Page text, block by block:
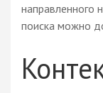
направленного
поиска можно